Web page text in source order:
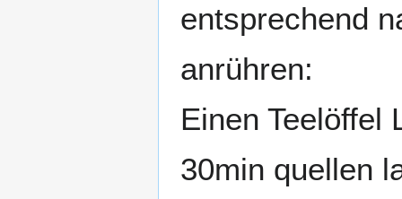
entsprechend
anrühren:
Einen Teelöffel
30min quellen